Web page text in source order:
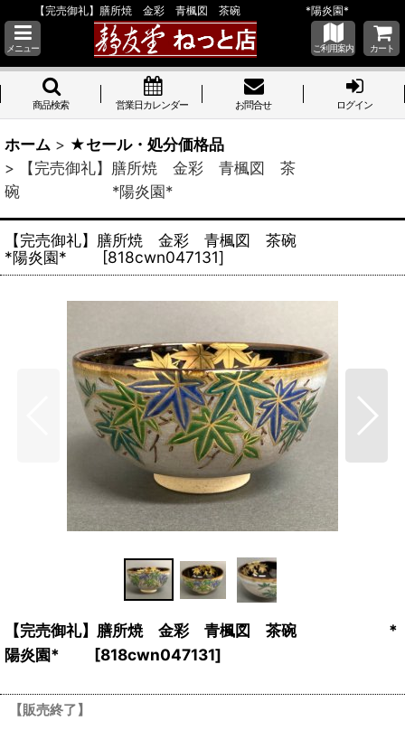
【完売御礼】膳所焼 金彩 青楓図 茶碗 *陽炎園*
メニュー ご利用案内 カート
商品検索 営業日カレンダー お問合せ ログイン
ホーム > ★セール・処分価格品
>
【完売御礼】膳所焼 金彩 青楓図 茶
碗 *陽炎園*
【完売御礼】膳所焼 金彩 青楓図 茶碗
*陽炎園*
[818cwn047131]
【完売御礼】膳所焼 金彩 青楓図 茶碗 *
陽炎園*
[818cwn047131]
【販売終了】